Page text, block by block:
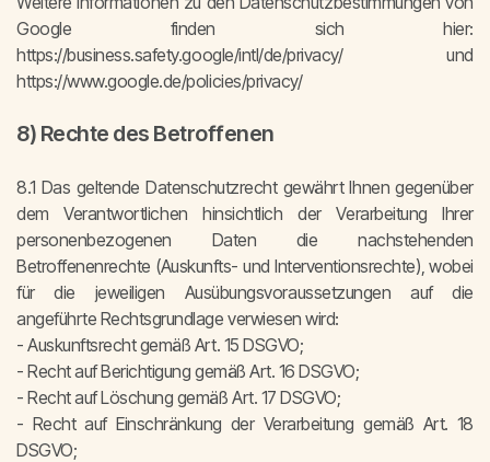
Google finden sich hier:
https://business.safety.google/intl/de/privacy/ und
https://www.google.de/policies/privacy/
8) Rechte des Betroffenen
8.1 Das geltende Datenschutzrecht gewährt Ihnen gegenüber
dem Verantwortlichen hinsichtlich der Verarbeitung Ihrer
personenbezogenen Daten die nachstehenden
Betroffenenrechte (Auskunfts- und Interventionsrechte), wobei
für die jeweiligen Ausübungsvoraussetzungen auf die
angeführte Rechtsgrundlage verwiesen wird:
- Auskunftsrecht gemäß Art. 15 DSGVO;
- Recht auf Berichtigung gemäß Art. 16 DSGVO;
- Recht auf Löschung gemäß Art. 17 DSGVO;
- Recht auf Einschränkung der Verarbeitung gemäß Art. 18
DSGVO;